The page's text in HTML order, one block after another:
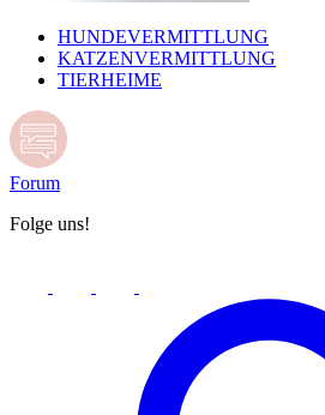
HUNDEVERMITTLUNG
KATZENVERMITTLUNG
TIERHEIME
Forum
Folge uns!